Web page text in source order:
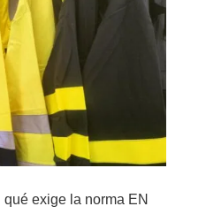
exige la norma EN